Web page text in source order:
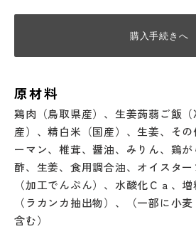
購入手続きへ
原材料
鶏肉（鳥取県産）、生姜蒟蒻ご飯
産）、精白米（国産）、生姜、そ
ーマン、椎茸、醤油、みりん、鶏
酢、生姜、食用調合油、オイスタ
（加工でんぷん）、水酸化Ｃａ、
（ラカンカ抽出物）、（一部に小
含む）